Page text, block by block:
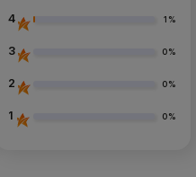
4 1%
3 0%
2 0%
1 0%